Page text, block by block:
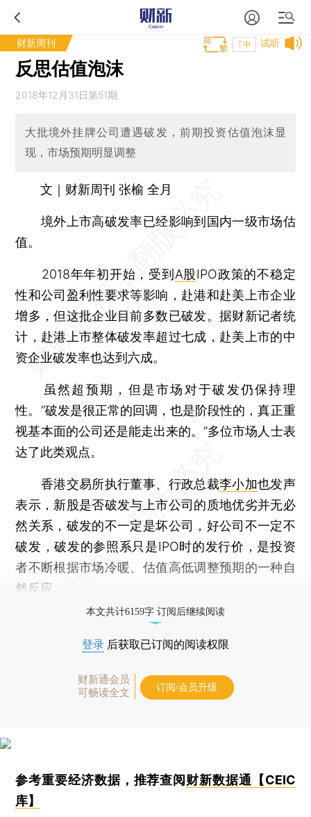
财新周刊 试听
T中
反思估值泡沫
2018年12月31日第51期
大批境外挂牌公司遭遇破发，前期投资估值泡沫显
现，市场预期明显调整
文｜财新周刊 张榆 全月
境外上市高破发率已经影响到国内一级市场估
值。
2018年年初开始，受到 A股IPO政策的不稳定
性和公司盈利性要求等影响，赴港和赴美上市企业
增多，但这批企业目前多数已破发。据财新记者统
计，赴港上市整体破发率超过七成，赴美上市的中
资企业破发率也达到六成。
虽然超预期，但是市场对于破发仍保持理
性。“破发是很正常的回调，也是阶段性的，真正重
视基本面的公司还是能走出来的。”多位市场人士表
达了此类观点。
香港交易所执行董事、行政总裁李小加也发声
表示，新股是否破发与上市公司的质地优劣并无必
然关系，破发的不一定是坏公司，好公司不一定不
破发，破发的参照系只是IPO时的发行价，是投资
者不断根据市场冷暖、估值高低调整预期的一种自
然反应。
本文共计6159字 订阅后继续阅读
登录 后获取已订阅的阅读权限
财新通会员
可畅读全文
订阅/会员升级
参考重要经济数据，推荐查阅 财新数据通【CEIC
库】